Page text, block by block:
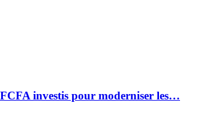
investis pour moderniser les…